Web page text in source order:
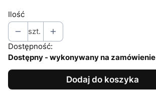
Ilość
szt.
Dostępność:
Dostępny - wykonywany na zamówienie
Dodaj do koszyka